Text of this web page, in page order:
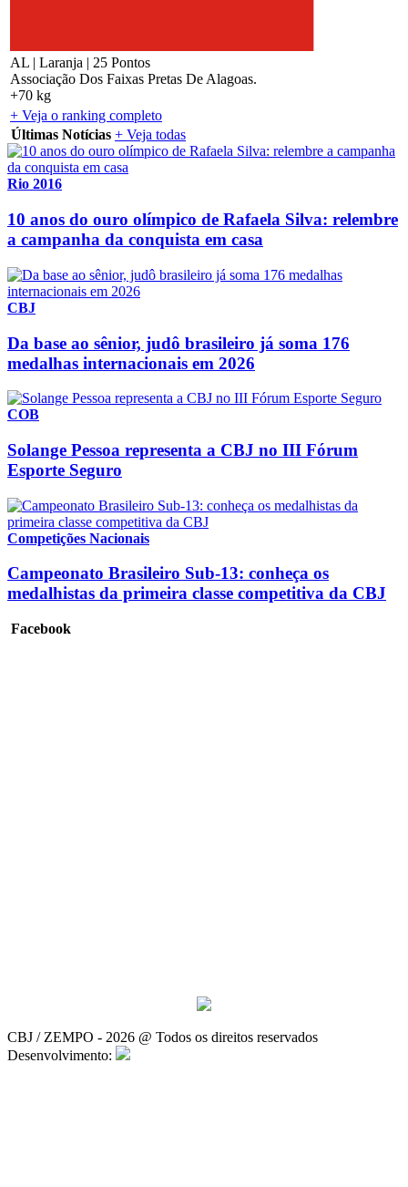
AL | Laranja | 25 Pontos
Associação Dos Faixas Pretas De Alagoas.
+70 kg
+ Veja o ranking completo
Últimas Notícias + Veja todas
Rio 2016
10 anos do ouro olímpico de Rafaela Silva: relembre
a campanha da conquista em casa
CBJ
Da base ao sênior, judô brasileiro já soma 176
medalhas internacionais em 2026
COB
Solange Pessoa representa a CBJ no III Fórum
Esporte Seguro
Competições Nacionais
Campeonato Brasileiro Sub-13: conheça os
medalhistas da primeira classe competitiva da CBJ
Facebook
CBJ / ZEMPO - 2026 @ Todos os direitos reservados
Desenvolvimento: